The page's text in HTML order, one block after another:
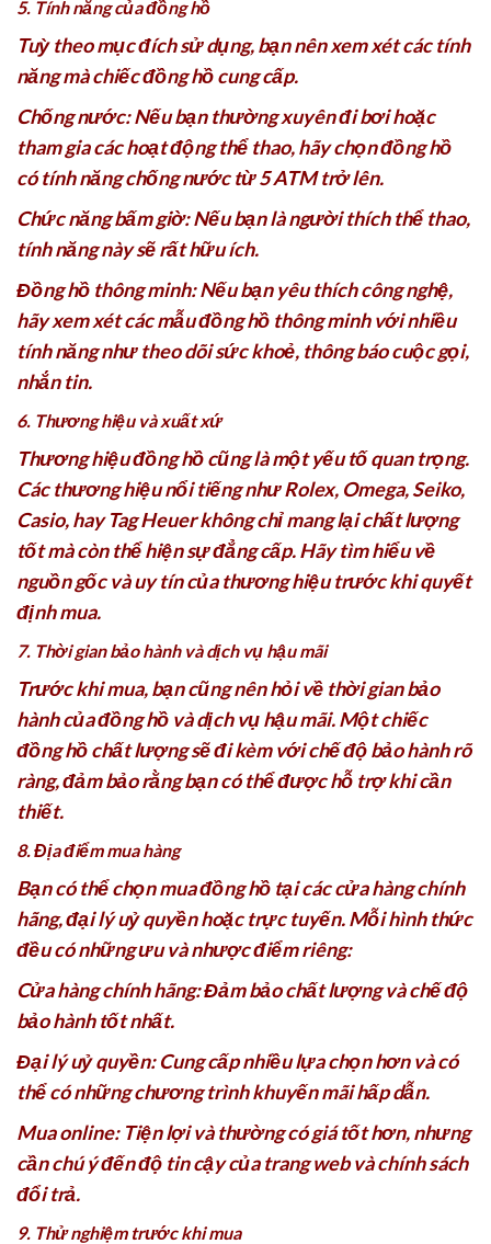
5. Tính năng của đồng hồ
Tuỳ theo mục đích sử dụng, bạn nên xem xét các tính
năng mà chiếc đồng hồ cung cấp.
Chống nước: Nếu bạn thường xuyên đi bơi hoặc
tham gia các hoạt động thể thao, hãy chọn đồng hồ
có tính năng chống nước từ 5 ATM trở lên.
Chức năng bấm giờ: Nếu bạn là người thích thể thao,
tính năng này sẽ rất hữu ích.
Đồng hồ thông minh: Nếu bạn yêu thích công nghệ,
hãy xem xét các mẫu đồng hồ thông minh với nhiều
tính năng như theo dõi sức khoẻ, thông báo cuộc gọi,
nhắn tin.
6. Thương hiệu và xuất xứ
Thương hiệu đồng hồ cũng là một yếu tố quan trọng.
Các thương hiệu nổi tiếng như Rolex, Omega, Seiko,
Casio, hay Tag Heuer không chỉ mang lại chất lượng
tốt mà còn thể hiện sự đẳng cấp. Hãy tìm hiểu về
nguồn gốc và uy tín của thương hiệu trước khi quyết
định mua.
7. Thời gian bảo hành và dịch vụ hậu mãi
Trước khi mua, bạn cũng nên hỏi về thời gian bảo
hành của đồng hồ và dịch vụ hậu mãi. Một chiếc
đồng hồ chất lượng sẽ đi kèm với chế độ bảo hành rõ
ràng, đảm bảo rằng bạn có thể được hỗ trợ khi cần
thiết.
8. Địa điểm mua hàng
Bạn có thể chọn mua đồng hồ tại các cửa hàng chính
hãng, đại lý uỷ quyền hoặc trực tuyến. Mỗi hình thức
đều có những ưu và nhược điểm riêng:
Cửa hàng chính hãng: Đảm bảo chất lượng và chế độ
bảo hành tốt nhất.
Đại lý uỷ quyền: Cung cấp nhiều lựa chọn hơn và có
thể có những chương trình khuyến mãi hấp dẫn.
Mua online: Tiện lợi và thường có giá tốt hơn, nhưng
cần chú ý đến độ tin cậy của trang web và chính sách
đổi trả.
9. Thử nghiệm trước khi mua